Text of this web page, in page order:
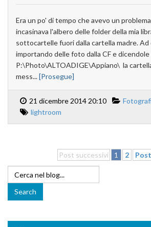
Era un po' di tempo che avevo un
incasinava l'albero delle folder della mia
sottocartelle fuori dalla cartella madre. Ad
importando delle foto dalla CF e
P:\Photo\ALTOADIGE\Appiano\ la
mess...[Prosegue]
21 dicembre 2014 20:10
lightroom
Post successivi 1 2